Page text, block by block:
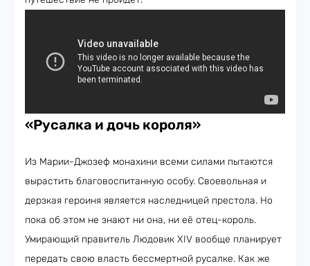
«Русалка и дочь короля»
Из Марии-Джозеф монахини всеми силами пытаются
вырастить благовоспитанную особу. Своевольная и
дерзкая героиня является наследницей престола. Но
пока об этом не знают ни она, ни её отец-король.
Умирающий правитель Людовик XIV вообще планирует
передать свою власть бессмертной русалке. Как же